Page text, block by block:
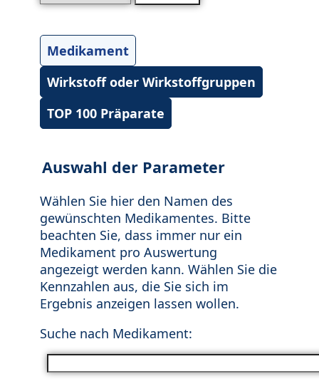
Medikament
Wirkstoff oder Wirkstoffgruppen
TOP 100 Präparate
Auswahl der Parameter
Wählen Sie hier den Namen des
gewünschten Medikamentes. Bitte
beachten Sie, dass immer nur ein
Medikament pro Auswertung
angezeigt werden kann. Wählen Sie die
Kennzahlen aus, die Sie sich im
Ergebnis anzeigen lassen wollen.
Suche nach Medikament: